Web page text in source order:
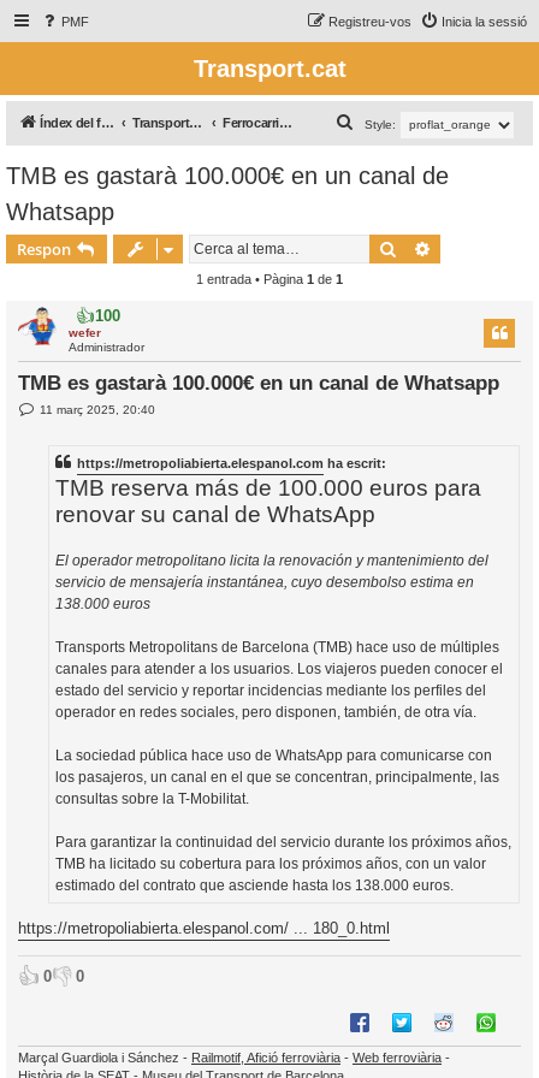
PMF Inicia la sessió
Registreu-vos
Transport.cat
Índex del fòrum Transport Ferroviari / Transporte Ferroviario Ferrocarril àrea Barcelona Style:
e
r
a
TMB es gastarà 100.000€ en un canal de
Whatsapp
Respon Cerca
1 entrada • Pàgina 1 de 1
👍100
wefer
Administrador
TMB es gastarà 100.000€ en un canal de Whatsapp
E11 març 2025, 20:40
https://metropoliabierta.elespanol.com ha escrit:
TMB reserva más de 100.000 euros para
renovar su canal de WhatsApp
El operador metropolitano licita la renovación y mantenimiento del
servicio de mensajería instantánea, cuyo desembolso estima en
138.000 euros
Transports Metropolitans de Barcelona (TMB) hace uso de múltiples
canales para atender a los usuarios. Los viajeros pueden conocer el
estado del servicio y reportar incidencias mediante los perfiles del
operador en redes sociales, pero disponen, también, de otra vía.
La sociedad pública hace uso de WhatsApp para comunicarse con
los pasajeros, un canal en el que se concentran, principalmente, las
consultas sobre la T-Mobilitat.
Para garantizar la continuidad del servicio durante los próximos años,
TMB ha licitado su cobertura para los próximos años, con un valor
estimado del contrato que asciende hasta los 138.000 euros.
https://metropoliabierta.elespanol.com/ ... 180_0.html
👍 0👎 0
Marçal Guardiola i Sánchez - Railmotif, Afició ferroviària - Web ferroviària -